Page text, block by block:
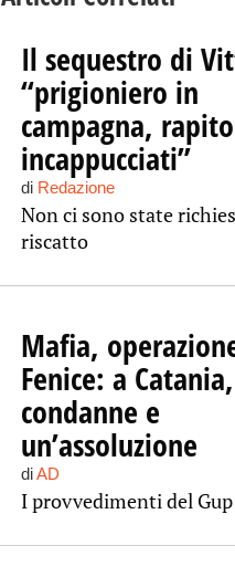
Il sequestro di
“prigioniero in
campagna,
incappucciati”
di Redazione
Non ci sono state
riscatto
Mafia,
Fenice: a Catania,
condanne e
un’assoluzione
diAD
I provvedimenti del Gup